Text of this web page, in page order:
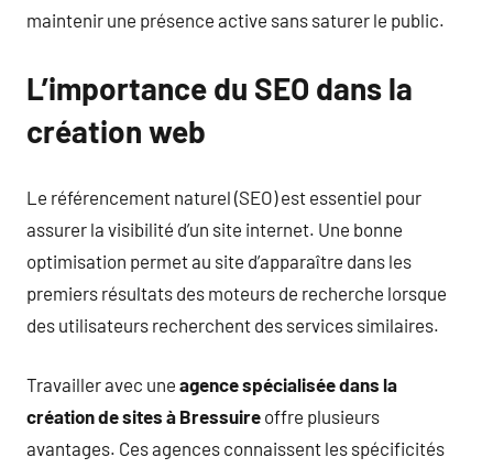
maintenir une présence active sans saturer le public.
L’importance du SEO dans la
création web
Le référencement naturel (SEO) est essentiel pour
assurer la visibilité d’un site internet. Une bonne
optimisation permet au site d’apparaître dans les
premiers résultats des moteurs de recherche lorsque
des utilisateurs recherchent des services similaires.
Travailler avec une agence spécialisée dans la
création de sites à Bressuire offre plusieurs
avantages. Ces agences connaissent les spécificités